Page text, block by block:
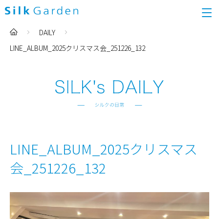
DAILY
LINE_ALBUM_2025クリスマス会_251226_132
LINE_ALBUM_2025クリスマス
会_251226_132